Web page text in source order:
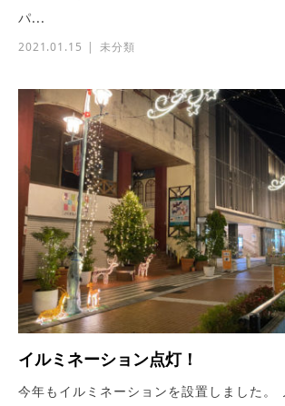
パ...
2021.01.15 未分類
イルミネーション点灯！
今年もイルミネーションを設置しました。